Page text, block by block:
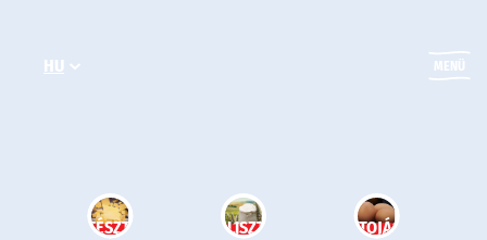
tartalomhoz
HU MENÜ
TÉSZTA LISZT TOJÁS